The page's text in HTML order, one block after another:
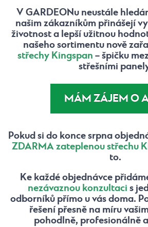
V GARDEONu neustále
našim zákazníkům přinášejí
životnost a lepší užitnou
našeho sortimentu nově
střechy Kingspan – špičku
střešními
MÁM ZÁJEM O
Pokud si do konce srpna
ZDARMAzateplenou střechu
to.
Ke každé objednávce
nezávaznou konzultaci s
odborníků přímo u vás doma.
řešení přesně na míru
pohodlně, profesionálně